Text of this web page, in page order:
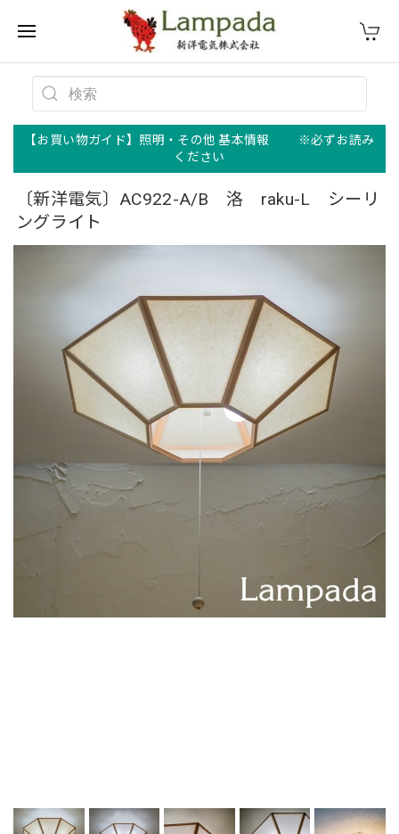
【お買い物ガイド】照明・その他 基本情報 ※必ずお読み
ください
〔新洋電気〕AC922-A/B 洛 raku-L シーリ
ングライト